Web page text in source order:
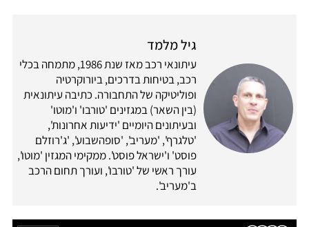
גיל מלמד
עיתונאי רכב מאז שנת 1986, מתמחה בכלי
רכב, בטיחות בדרכים, ביורוקרטיה
ופוליטיקה של התחבורה. כתיבה עיתונאית
(בין השאר) במגזינים 'טורבו' ו'מוטו'
ובעיתונים היומיים 'ידיעות אחרונות',
'טלגרף', 'מעריב', 'סופהשבוע', 'ג'רוזלם
פוסט' ו'ישראל פוסט'. ממקימי המגזין 'מוטו',
עורך ראשי של 'טורבו', ועורך תחום הרכב
ב'מעריב'.